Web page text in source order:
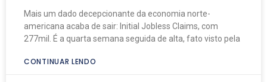
Mais um dado decepcionante da economia norte-
americana acaba de sair: Initial Jobless Claims, com
277mil. É a quarta semana seguida de alta, fato visto pela
CONTINUAR LENDO